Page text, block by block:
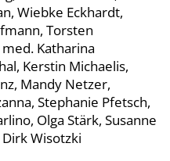
Wiebke Eckhardt,
Torsten
Katharina
Kerstin Michaelis,
Mandy Netzer,
Stephanie Pfetsch,
Olga Stärk, Susanne
Wisotzki